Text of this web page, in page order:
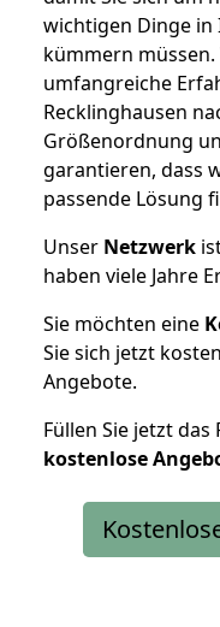
wichtigen Dinge in
kümmern
umfangreiche
Recklinghausen
Größenordnung
garantieren, dass
passende Lösung
Unser Netzwerk
haben viele Jahre
Sie möchten eine
Sie sich jetzt
Angebote.
Füllen Sie jetzt
kostenlose